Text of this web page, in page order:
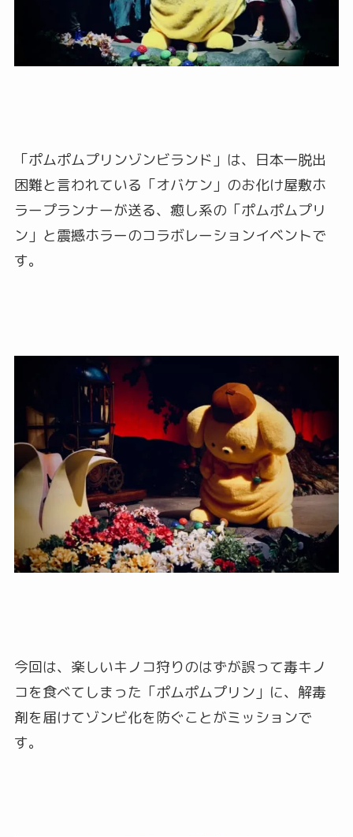
「ポムポムプリンゾンビランド」は、日本一脱出
困難と言われている「オバケン」のお化け屋敷ホ
ラープランナーが送る、癒し系の「ポムポムプリ
ン」と震撼ホラーのコラボレーションイベントで
す。
今回は、楽しいキノコ狩りのはずが誤って毒キノ
コを食べてしまった「ポムポムプリン」に、解毒
剤を届けてゾンビ化を防ぐことがミッションで
す。